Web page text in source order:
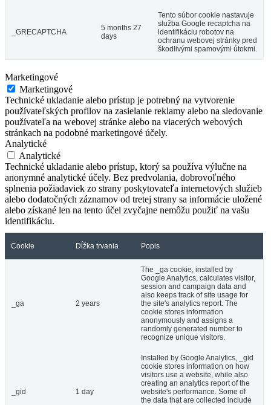
_GRECAPTCHA
5 months 27
days
Tento súbor cookie nastavuje
služba Google recaptcha na
identifikáciu robotov na
ochranu webovej stránky pred
škodlivými spamovými útokmi.
Marketingové
Marketingové
Technické ukladanie alebo prístup je potrebný na vytvorenie
používateľských profilov na zasielanie reklamy alebo na sledovanie
používateľa na webovej stránke alebo na viacerých webových
stránkach na podobné marketingové účely.
Analytické
Analytické
Technické ukladanie alebo prístup, ktorý sa používa výlučne na
anonymné analytické účely. Bez predvolania, dobrovoľného
splnenia požiadaviek zo strany poskytovateľa internetových služieb
alebo dodatočných záznamov od tretej strany sa informácie uložené
alebo získané len na tento účel zvyčajne nemôžu použiť na vašu
identifikáciu.
Cookie Dĺžka trvania Popis
_ga 2 years
The _ga cookie, installed by
Google Analytics, calculates visitor,
session and campaign data and
also keeps track of site usage for
the site's analytics report. The
cookie stores information
anonymously and assigns a
randomly generated number to
recognize unique visitors.
_gid 1 day
Installed by Google Analytics, _gid
cookie stores information on how
visitors use a website, while also
creating an analytics report of the
website's performance. Some of
the data that are collected include